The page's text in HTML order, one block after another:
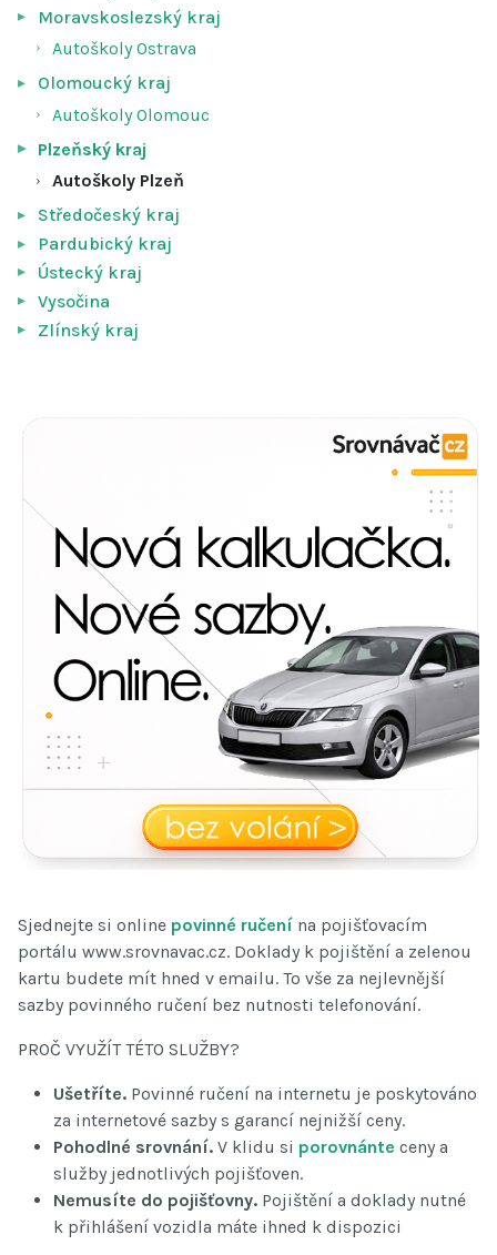
Moravskoslezský kraj
Autoškoly Ostrava
Olomoucký kraj
Autoškoly Olomouc
Plzeňský kraj
Autoškoly Plzeň
Středočeský kraj
Pardubický kraj
Ústecký kraj
Vysočina
Zlínský kraj
Sjednejte si online povinné ručení na pojišťovacím
portálu www.srovnavac.cz. Doklady k pojištění a zelenou
kartu budete mít hned v emailu. To vše za nejlevnější
sazby povinného ručení bez nutnosti telefonování.
PROČ VYUŽÍT TÉTO SLUŽBY?
Ušetříte. Povinné ručení na internetu je poskytováno
za internetové sazby s garancí nejnižší ceny.
Pohodlné srovnání. V klidu si porovnánte ceny a
služby jednotlivých pojišťoven.
Nemusíte do pojišťovny. Pojištění a doklady nutné
k přihlášení vozidla máte ihned k dispozici